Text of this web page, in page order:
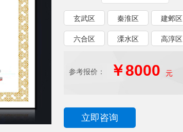
玄武区 秦淮区 建邺区
六合区 溧水区 高淳区
参考报价： ￥8000 元
立即咨询